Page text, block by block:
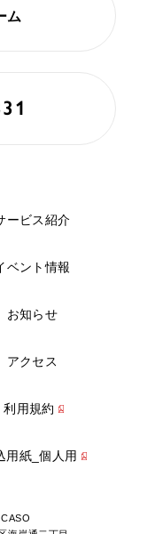
ム
ービス紹介
ベント情報
お知らせ
アクセス
利用規約
用紙_個人用